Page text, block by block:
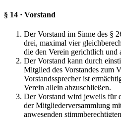
§ 14 · Vorstand
Der Vorstand im Sinne des §
drei, maximal vier
die den Verein gerichtlich und
Der Vorstand kann durch
Mitglied des Vorstandes zum
Vorstandssprecher ist
Verein allein abzuschließen.
Der Vorstand wird jeweils für
der Mitgliederversammlung
anwesenden